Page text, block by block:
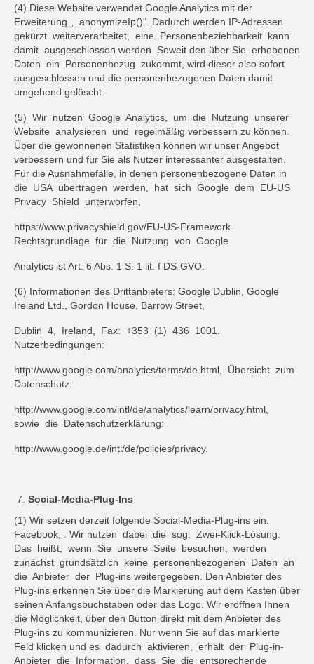
(4) Diese Website verwendet Google Analytics mit der
Erweiterung „_anonymizeIp()“. Dadurch werden IP-Adressen
gekürzt weiterverarbeitet, eine Personenbeziehbarkeit kann
damit ausgeschlossen werden. Soweit den über Sie erhobenen
Daten ein Personenbezug zukommt, wird dieser also sofort
ausgeschlossen und die personenbezogenen Daten damit
umgehend gelöscht.
(5) Wir nutzen Google Analytics, um die Nutzung unserer
Website analysieren und regelmäßig verbessern zu können.
Über die gewonnenen Statistiken können wir unser Angebot
verbessern und für Sie als Nutzer interessanter ausgestalten.
Für die Ausnahmefälle, in denen personenbezogene Daten in
die USA übertragen werden, hat sich Google dem EU-US
Privacy Shield unterworfen,
https://www.privacyshield.gov/EU-US-Framework.
Rechtsgrundlage für die Nutzung von Google
Analytics ist Art. 6 Abs. 1 S. 1 lit. f DS-GVO.
(6) Informationen des Drittanbieters: Google Dublin, Google
Ireland Ltd., Gordon House, Barrow Street,
Dublin 4, Ireland, Fax: +353 (1) 436 1001.
Nutzerbedingungen:
http://www.google.com/analytics/terms/de.html, Übersicht zum
Datenschutz:
http://www.google.com/intl/de/analytics/learn/privacy.html,
sowie die Datenschutzerklärung:
http://www.google.de/intl/de/policies/privacy.
Social-Media-Plug-Ins
(1) Wir setzen derzeit folgende Social-Media-Plug-ins ein:
Facebook, . Wir nutzen dabei die sog. Zwei-Klick-Lösung.
Das heißt, wenn Sie unsere Seite besuchen, werden
zunächst grundsätzlich keine personenbezogenen Daten an
die Anbieter der Plug-ins weitergegeben. Den Anbieter des
Plug-ins erkennen Sie über die Markierung auf dem Kasten über
seinen Anfangsbuchstaben oder das Logo. Wir eröffnen Ihnen
die Möglichkeit, über den Button direkt mit dem Anbieter des
Plug-ins zu kommunizieren. Nur wenn Sie auf das markierte
Feld klicken und es dadurch aktivieren, erhält der Plug-in-
Anbieter die Information, dass Sie die entsprechende